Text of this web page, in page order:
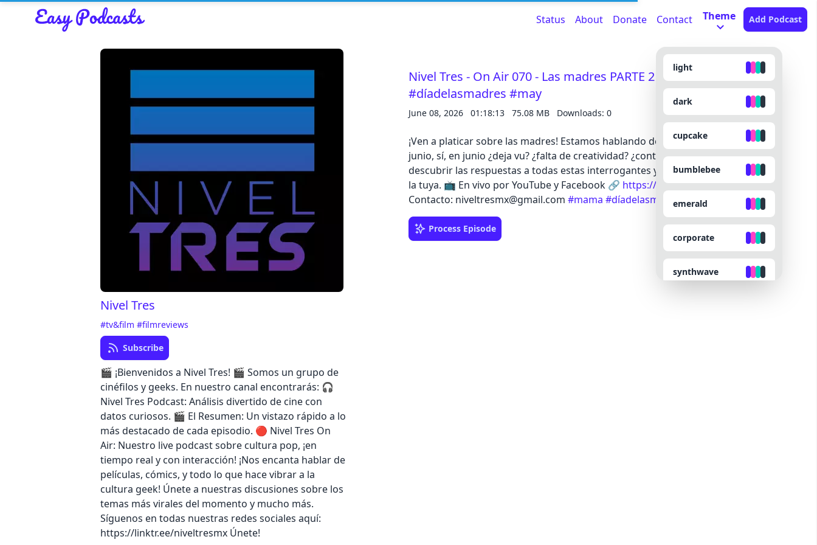
Read about our content policies here
Cancel
Status About Donate Contact Theme
light
dark
cupcake
bumblebee
emerald
corporate
synthwave
Add Podcast
Nivel Tres
#tv&film#filmreviews
Subscribe
🎬 ¡Bienvenidos a Nivel Tres! 🎬 Somos un grupo de
cinéfilos y geeks. En nuestro canal encontrarás: 🎧
Nivel Tres Podcast: Análisis divertido de cine con
datos curiosos. 🎬 El Resumen: Un vistazo rápido a lo
más destacado de cada episodio. 🔴 Nivel Tres On
Air: Nuestro live podcast sobre cultura pop, ¡en
tiempo real y con interacción! ¡Nos encanta hablar de
películas, cómics, y todo lo que hace vibrar a la
cultura geek! Únete a nuestras discusiones sobre los
temas más virales del momento y mucho más.
Síguenos en todas nuestras redes sociales aquí:
https://linktr.ee/niveltresmx Únete!
Nivel Tres - On Air 070 - Las madres PARTE 2 #mama
#díadelasmadres #may
June 08, 2026 01:18:13 75.08 MB Downloads: 0
¡Ven a platicar sobre las madres! Estamos hablando de las madres de familia en
junio, sí, en junio ¿deja vu? ¿falta de creatividad? ¿contenido reciclado? Ven a
descubrir las respuestas a todas estas interrogantes y recuerda... nos saludas a
la tuya. 📺 En vivo por YouTube y Facebook 🔗 https://linktr.ee/niveltresmx📩
Contacto: niveltresmx@gmail.com #mama #díadelasmadres#may
Process Episode